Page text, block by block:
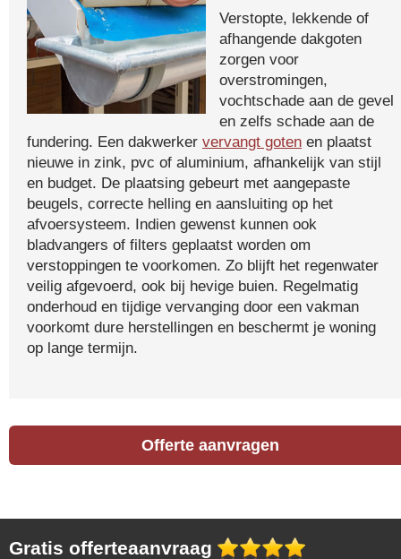
Verstopte, lekkende of
afhangende dakgoten
zorgen voor
overstromingen,
vochtschade aan de gevel
en zelfs schade aan de
fundering. Een dakwerker vervangt goten en plaatst
nieuwe in zink, pvc of aluminium, afhankelijk van stijl
en budget. De plaatsing gebeurt met aangepaste
beugels, correcte helling en aansluiting op het
afvoersysteem. Indien gewenst kunnen ook
bladvangers of filters geplaatst worden om
verstoppingen te voorkomen. Zo blijft het regenwater
veilig afgevoerd, ook bij hevige buien. Regelmatig
onderhoud en tijdige vervanging door een vakman
voorkomt dure herstellingen en beschermt je woning
op lange termijn.
Offerte aanvragen
Gratis offerteaanvraag